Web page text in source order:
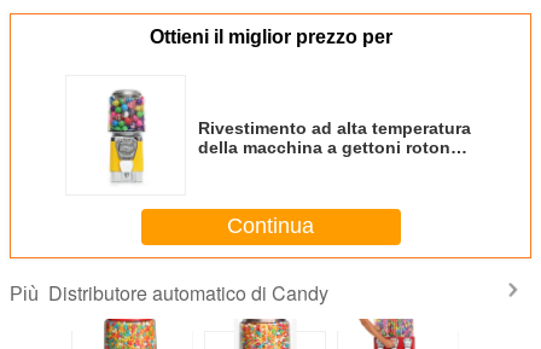
Ottieni il miglior prezzo per
Rivestimento ad alta temperatura
della macchina a gettoni rotonda
Continua
Più Distributore automatico di Candy